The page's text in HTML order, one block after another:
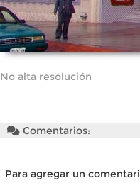
No alta resolución
Comentarios:
Para agregar un